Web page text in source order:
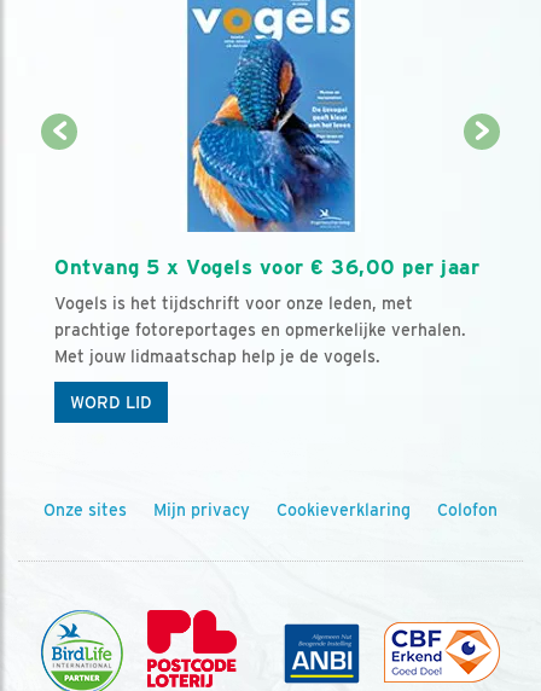
Ontvang 5 x Vogels voor € 36,00 per jaar
Vogels is het tijdschrift voor onze leden, met
prachtige fotoreportages en opmerkelijke verhalen.
Met jouw lidmaatschap help je de vogels.
WORD LID
Onze sites Mijn privacy Cookieverklaring Colofon